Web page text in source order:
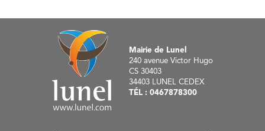
Mairie de Lunel
240 avenue Victor Hugo
CS 30403
34403 LUNEL CEDEX
TÉL : 0467878300